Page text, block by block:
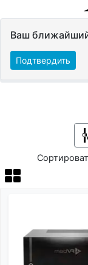
Ваш
Подтвердить